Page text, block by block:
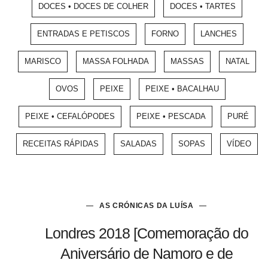
DOCES • DOCES DE COLHER DOCES • TARTES
ENTRADAS E PETISCOS FORNO LANCHES
MARISCO MASSA FOLHADA MASSAS NATAL
OVOS PEIXE PEIXE • BACALHAU
PEIXE • CEFALÓPODES PEIXE • PESCADA PURÉ
RECEITAS RÁPIDAS SALADAS SOPAS VÍDEO
AS CRÓNICAS DA LUÍSA
Londres 2018 [Comemoração do
Aniversário de Namoro e de